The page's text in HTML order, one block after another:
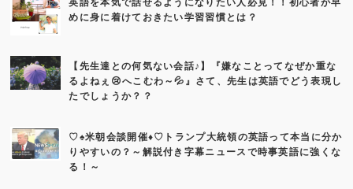
英語を本気で話せるようになりたい人必見！！初心者が早
めに身に着けておきたい学習習慣とは？
【先生達との何気ない会話♪】『嫌なことってなぜか重な
るよねぇ😢へこむわ～💦』さて、先生は英語でどう表現し
たでしょうか？？
♡♠米朝会談開催♦♡トランプ大統領の英語って本当に分か
りやすいの？～解説付き字幕ニュースで時事英語に強くな
る！～